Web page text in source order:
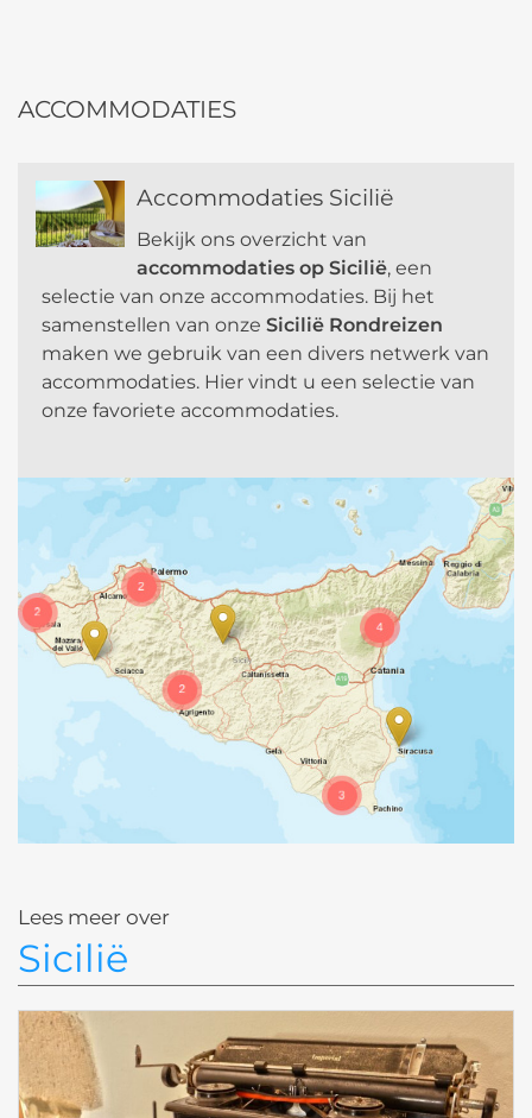
n
t
i
v
ACCOMMODATIES
Accommodaties Sicilië
Bekijk ons overzicht van
accommodaties op Sicilië, een
selectie van onze accommodaties. Bij het
samenstellen van onze Sicilië Rondreizen
maken we gebruik van een divers netwerk van
accommodaties. Hier vindt u een selectie van
onze favoriete accommodaties.
Lees meer over
Sicilië